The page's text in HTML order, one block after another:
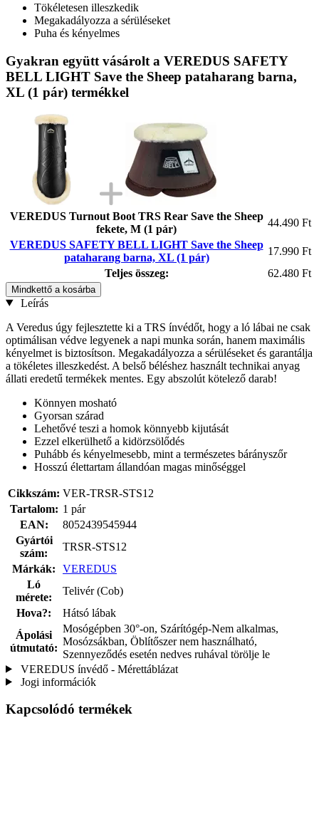
Tökéletesen illeszkedik
Megakadályozza a sérüléseket
Puha és kényelmes
Gyakran együtt vásárolt a VEREDUS SAFETY
BELL LIGHT Save the Sheep pataharang barna,
XL (1 pár) termékkel
VEREDUS Turnout Boot TRS Rear Save the Sheep
fekete, M (1 pár)
44.490 Ft
VEREDUS SAFETY BELL LIGHT Save the Sheep
pataharang barna, XL (1 pár)
17.990 Ft
Teljes összeg:
62.480 Ft
Mindkettő a kosárba
Leírás
A Veredus úgy fejlesztette ki a TRS ínvédőt, hogy a ló lábai ne csak
optimálisan védve legyenek a napi munka során, hanem maximális
kényelmet is biztosítson. Megakadályozza a sérüléseket és garantálja
a tökéletes illeszkedést. A belső béléshez használt technikai anyag
állati eredetű termékek mentes. Egy abszolút kötelező darab!
Könnyen mosható
Gyorsan szárad
Lehetővé teszi a homok könnyebb kijutását
Ezzel elkerülhető a kidörzsölődés
Puhább és kényelmesebb, mint a természetes bárányszőr
Hosszú élettartam állandóan magas minőséggel
Cikkszám: VER-TRSR-STS12
Tartalom: 1 pár
EAN:
8052439545944
Gyártói
szám:
TRSR-STS12
Márkák:
VEREDUS
Ló
mérete:
Telivér (Cob)
Hova?:
Hátsó lábak
Ápolási
útmutató:
Mosógépben 30°-on, Szárítógép-Nem alkalmas,
Mosózsákban, Öblítőszer nem használható,
Szennyeződés esetén nedves ruhával törölje le
VEREDUS ínvédő - Mérettáblázat
Jogi információk
Kapcsolódó termékek